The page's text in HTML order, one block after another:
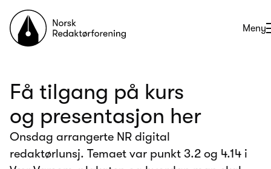
Til forsiden
Åpne
Meny
Få tilgang på kurs
og presentasjon her
Onsdag arrangerte NR digital
redaktørlunsj. Temaet var punkt 3.2 og 4.14 i